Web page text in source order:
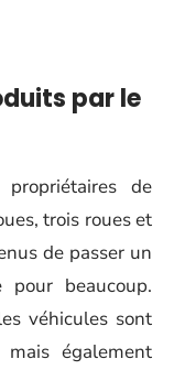
par le
de
trois roues et
de passer un
pour beaucoup.
véhicules sont
également